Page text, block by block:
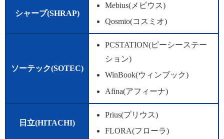
シャープ(SHRAP)
Mebius(メビウス)
Qosmio(コスミオ)
ソーテック(SOTEC)
PCSTATION(ピーシーステー
ション)
WinBook(ウィンブック)
Afina(アフィーナ)
日立(HITACHI)
Prius(プリウス)
FLORA(フローラ)